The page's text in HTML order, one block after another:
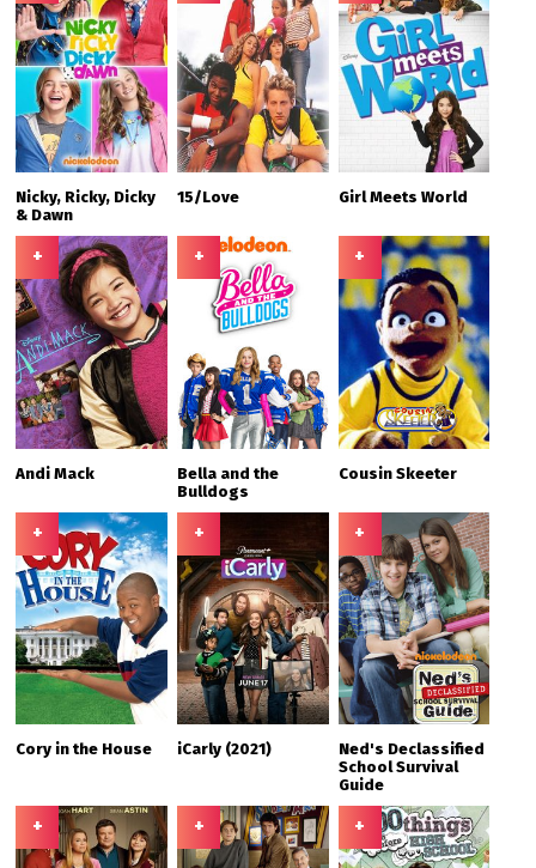
Nicky, Ricky, Dicky
& Dawn
15/Love Girl Meets World
+
Andi Mack
+
Bella and the
Bulldogs
+
Cousin Skeeter
+
Cory in the House
+
iCarly (2021)
+
Ned's Declassified
School Survival
Guide
+ + +